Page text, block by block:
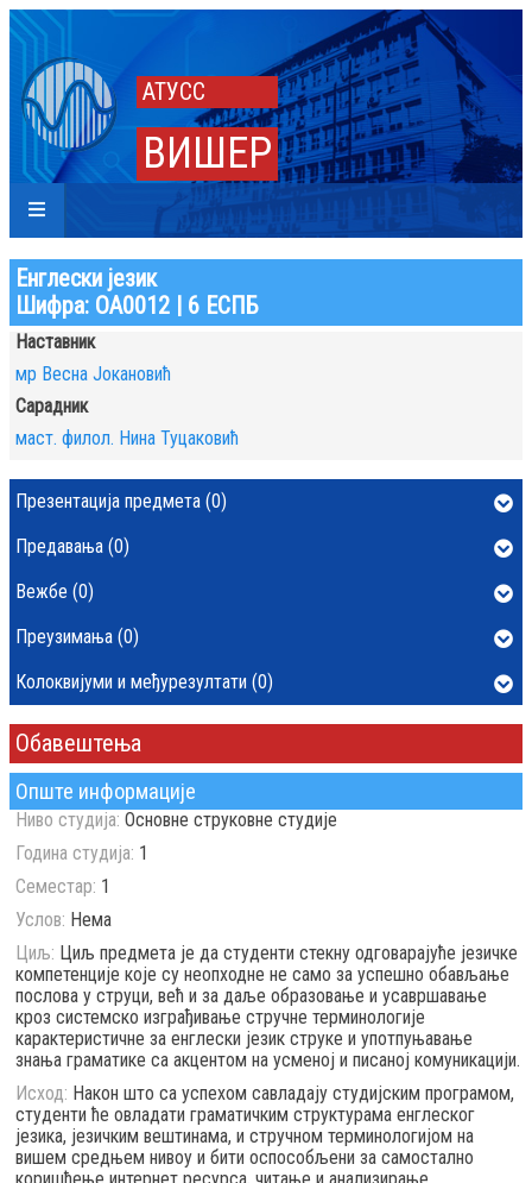
АТУСС
ВИШЕР
Енглески језик
Шифра: ОА0012 | 6 ЕСПБ
Опште информације
Ниво студија: Основне струковне студије
Година студија: 1
Семестар: 1
Услов: Нема
Циљ: Циљ предмета је да студенти стекну одговарајуће језичке
компетенције које су неопходне не само за успешно обављање
послова у струци, већ и за даље образовање и усавршавање
кроз системско изграђивање стручне терминологије
карактеристичне за енглески језик струке и употпуњавање
знања граматике са акцентом на усменој и писаној комуникацији.
Исход: Након што са успехом савладају студијским програмом,
студенти ће овладати граматичким структурама енглеског
језика, језичким вештинама, и стручном терминологијом на
вишем средњем нивоу и бити оспособљени за самостално
Наставник
мр Весна Јокановић
Сарадник
маст. филол. Нина Туцаковић
Презентација предмета (0)
Предавања (0)
Вежбе (0)
Преузимања (0)
Колоквијуми и међурезултати (0)
Обавештења